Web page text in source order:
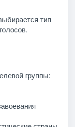
тип
группы: